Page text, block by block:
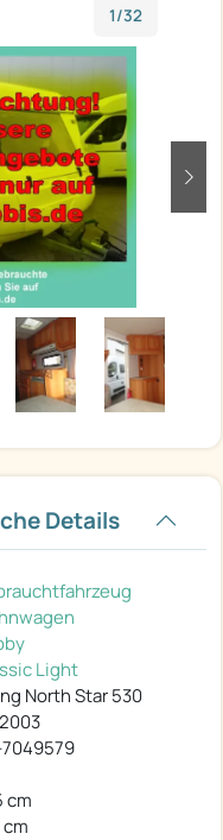
1/32
Details
Light
North Star 530
cm
cm